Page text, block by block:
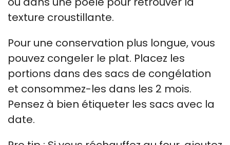
texture croustillante.
Pour une conservation plus longue, vous
pouvez congeler le plat. Placez les
portions dans des sacs de congélation
et consommez-les dans les 2 mois.
Pensez à bien étiqueter les sacs avec la
date.